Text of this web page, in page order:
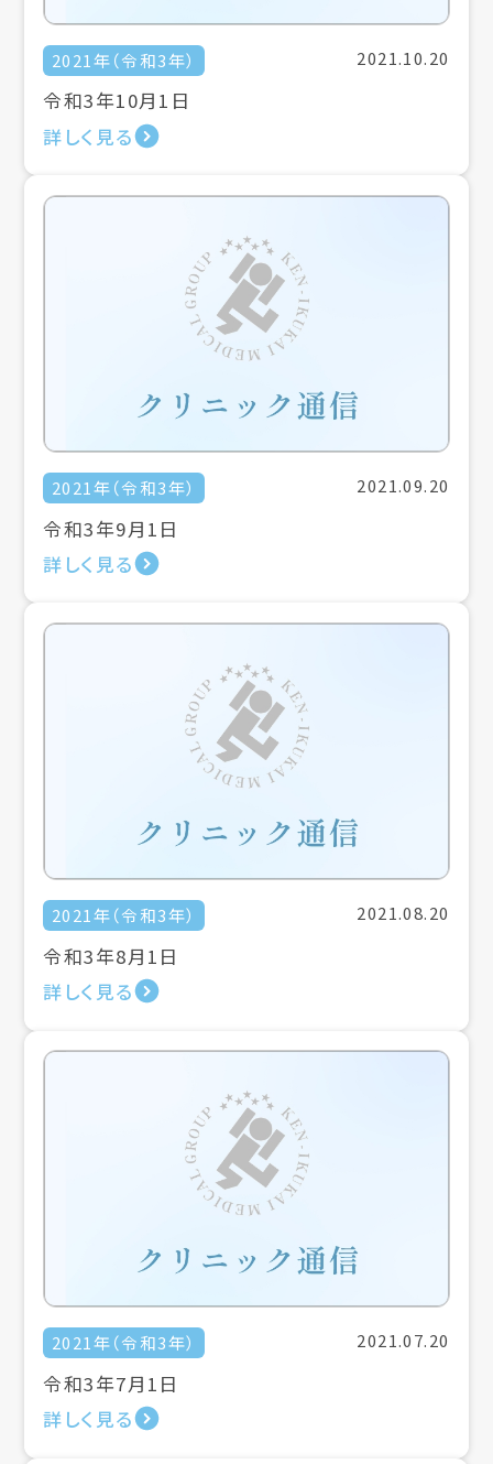
2021年（令和3年） 2021.10.20
令和3年10月1日
詳しく見る
2021年（令和3年） 2021.09.20
令和3年9月1日
詳しく見る
2021年（令和3年） 2021.08.20
令和3年8月1日
詳しく見る
2021年（令和3年） 2021.07.20
令和3年7月1日
詳しく見る